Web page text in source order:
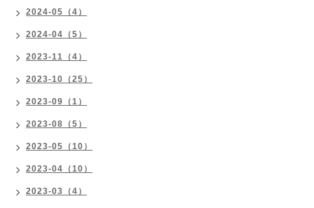
2024-05（4）
2024-04（5）
2023-11（4）
2023-10（25）
2023-09（1）
2023-08（5）
2023-05（10）
2023-04（10）
2023-03（4）